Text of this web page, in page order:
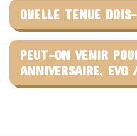
QUELLE TENUE
PEUT-ON VENIR
ANNIVERSAIRE,